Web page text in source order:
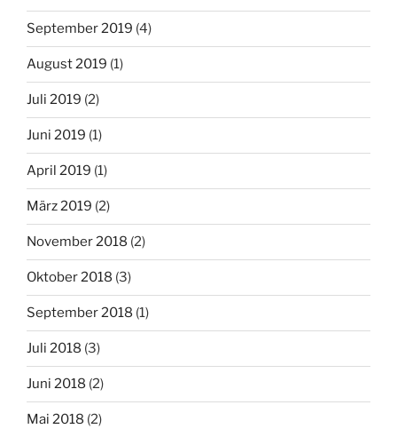
September 2019 (4)
August 2019 (1)
Juli 2019 (2)
Juni 2019 (1)
April 2019 (1)
März 2019 (2)
November 2018 (2)
Oktober 2018 (3)
September 2018 (1)
Juli 2018 (3)
Juni 2018 (2)
Mai 2018 (2)